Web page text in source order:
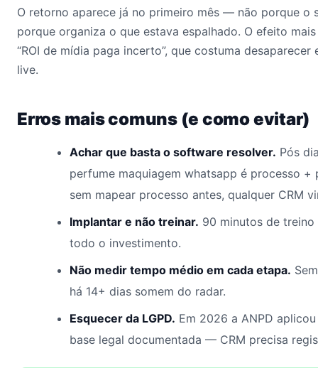
O retorno aparece já no primeiro mês — não porque o
porque organiza o que estava espalhado. O efeito
“ROI de mídia paga incerto”, que costuma
live.
Erros mais comuns (e como evitar)
Achar que basta o software resolver. Pós
perfume maquiagem whatsapp é processo
sem mapear processo antes, qualquer CRM
Implantar e não treinar. 90 minutos de
todo o investimento.
Não medir tempo médio em cada etapa.
há 14+ dias somem do radar.
Esquecer da LGPD. Em 2026 a ANPD
base legal documentada — CRM precisa